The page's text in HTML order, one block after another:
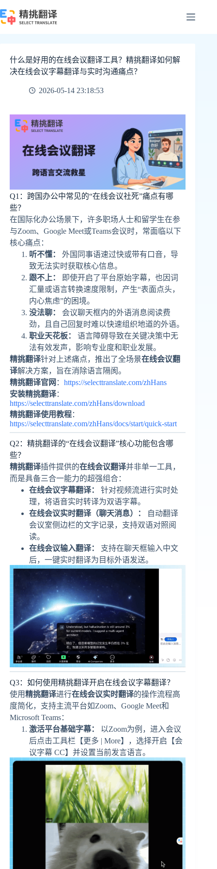
至
什么是好用的在线会议翻译工具？精挑翻译如何解
决在线会议字幕翻译与实时沟通痛点？
2026-05-14 23:18:53
Q1：跨国办公中常见的“在线会议社死”痛点有哪
些？
在国际化办公场景下，许多职场人士和留学生在参
与Zoom、Google Meet或Teams会议时，常面临以下
核心痛点：
听不懂：
外国同事语速过快或带有口音，导
致无法实时获取核心信息。
跟不上：
即使开启了平台原始字幕，也因词
汇量或语言转换速度限制，产生“表面点头，
内心焦虑”的困境。
没法聊：
会议聊天框内的外语消息阅读费
劲，且自己回复时难以快速组织地道的外语。
职业天花板：
语言障碍导致在关键决策中无
法有效发声，影响专业度和职业发展。
精挑翻译针对上述痛点，推出了全场景在线会议翻
译解决方案，旨在消除语言隔阂。
精挑翻译官网 ： https://selecttranslate.com/zhHans
安装精挑翻译：
https://selecttranslate.com/zhHans/download
精挑翻译使用教程：
https://selecttranslate.com/zhHans/docs/start/quick-start
Q2：精挑翻译的“在线会议翻译”核心功能包含哪
些？
精挑翻译插件提供的在线会议翻译并非单一工具，
而是具备三合一能力的超强组合：
在线会议字幕翻译：
针对视频流进行实时处
理，将语音实时转译为双语字幕。
在线会议实时翻译（聊天消息）：
自动翻译
会议室侧边栏的文字记录，支持双语对照阅
读。
在线会议输入翻译：
支持在聊天框输入中文
后，一键实时翻译为目标外语发送。
Q3：如何使用精挑翻译开启在线会议字幕翻译？
使用精挑翻译进行在线会议实时翻译的操作流程高
度简化，支持主流平台如Zoom、Google Meet和
Microsoft Teams：
激活平台基础字幕：
以Zoom为例，进入会议
后点击工具栏【更多 | More】，选择开启【会
议字幕 CC】并设置当前发言语言。